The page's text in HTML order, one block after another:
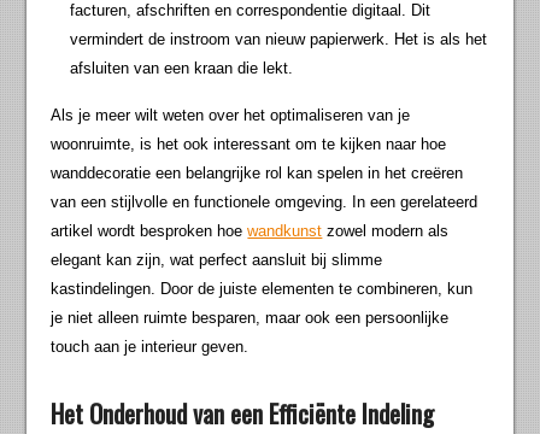
facturen, afschriften en correspondentie digitaal. Dit
vermindert de instroom van nieuw papierwerk. Het is als het
afsluiten van een kraan die lekt.
Als je meer wilt weten over het optimaliseren van je
woonruimte, is het ook interessant om te kijken naar hoe
wanddecoratie een belangrijke rol kan spelen in het creëren
van een stijlvolle en functionele omgeving. In een gerelateerd
artikel wordt besproken hoewandkunst zowel modern als
elegant kan zijn, wat perfect aansluit bij slimme
kastindelingen. Door de juiste elementen te combineren, kun
je niet alleen ruimte besparen, maar ook een persoonlijke
touch aan je interieur geven.
Het Onderhoud van een Efficiënte Indeling